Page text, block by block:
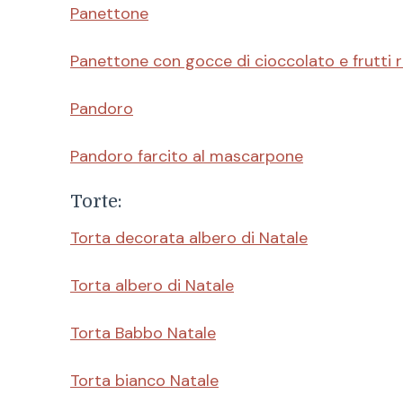
Panettone
Panettone con gocce di cioccolato e frutti
Pandoro
Pandoro farcito al mascarpone
Torte:
Torta decorata albero di Natale
Torta albero di Natale
Torta Babbo Natale
Torta bianco Natale